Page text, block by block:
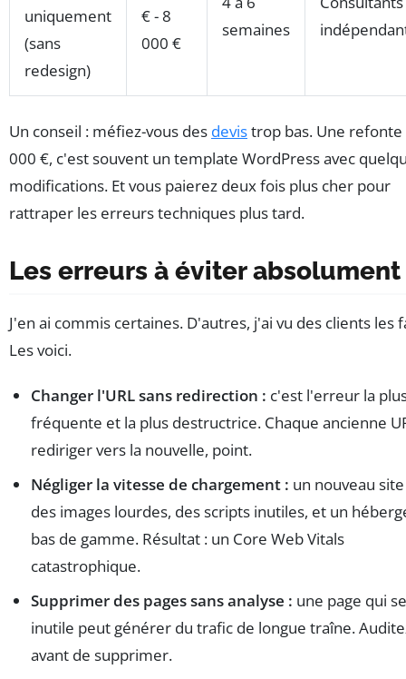
uniquement
(sans
redesign)
€ - 8
000 €
semaines
Un conseil : méfiez-vous des devistrop bas. Une refonte
000 €, c'est souvent un template WordPress avec
modifications. Et vous paierez deux fois plus cher pour
rattraper les erreurs techniques plus tard.
Les erreurs à éviter absolument
J'en ai commis certaines. D'autres, j'ai vu des clients les
Les voici.
Changer l'URL sans redirection : c'est l'erreur la
fréquente et la plus destructrice. Chaque ancienne
rediriger vers la nouvelle, point.
Négliger la vitesse de chargement : un nouveau
des images lourdes, des scripts inutiles, et un
bas de gamme. Résultat : un Core Web Vitals
catastrophique.
Supprimer des pages sans analyse : une page qui
inutile peut générer du trafic de longue traîne.
avant de supprimer.